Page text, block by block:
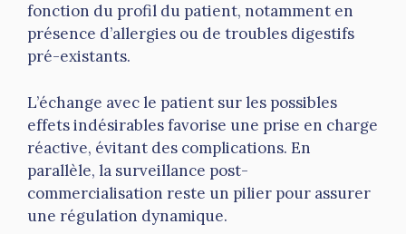
fonction du profil du patient, notamment en
présence d’allergies ou de troubles digestifs
pré-existants.
L’échange avec le patient sur les possibles
effets indésirables favorise une prise en charge
réactive, évitant des complications. En
parallèle, la surveillance post-
commercialisation reste un pilier pour assurer
une régulation dynamique.